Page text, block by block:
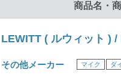
商品名・
LEWITT ( ルウィット ) /
その他メーカー マイク ダ